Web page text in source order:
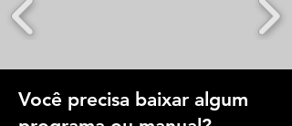
Você precisa baixar algum